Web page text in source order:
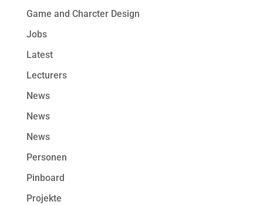
Game and Charcter Design
Jobs
Latest
Lecturers
News
News
News
Personen
Pinboard
Projekte